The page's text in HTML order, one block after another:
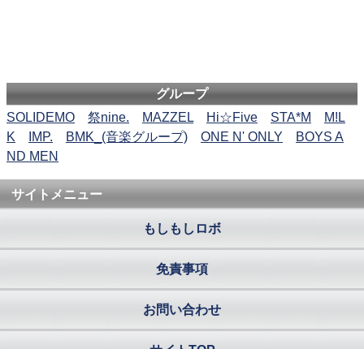
グループ
SOLIDEMO
祭nine. MAZZEL Hi☆Five STA*M
M!L
K
IMP. BMK_(音楽グループ) ONE N' ONLY
BOYS A
ND MEN
サイトメニュー
もしもしロボ
免責事項
お問い合わせ